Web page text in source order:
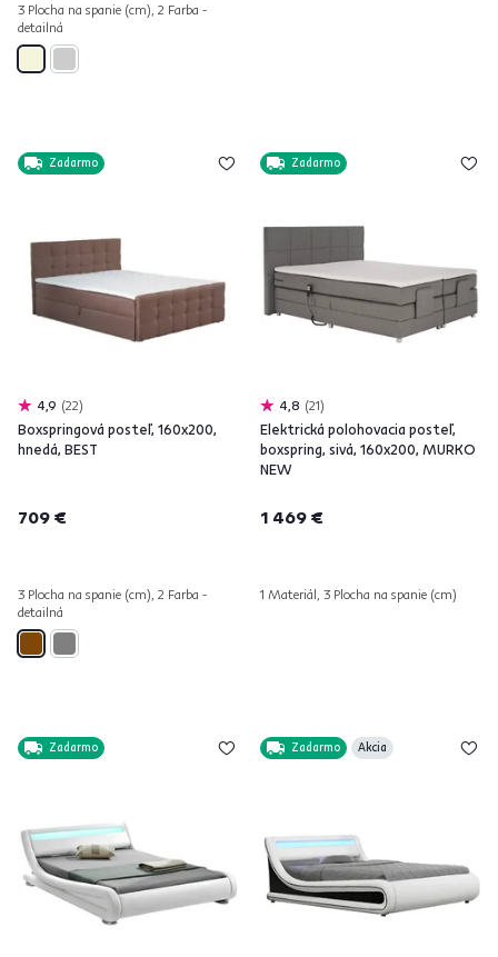
3 Plocha na spanie (cm), 2 Farba -
detailná
Zadarmo
4,9 22
Boxspringová posteľ, 160x200,
hnedá, BEST
709 €
3 Plocha na spanie (cm), 2 Farba -
detailná
Zadarmo
4,8 21
Elektrická polohovacia posteľ,
boxspring, sivá, 160x200, MURKO
NEW
1 469 €
1 Materiál, 3 Plocha na spanie (cm)
Zadarmo Zadarmo Akcia